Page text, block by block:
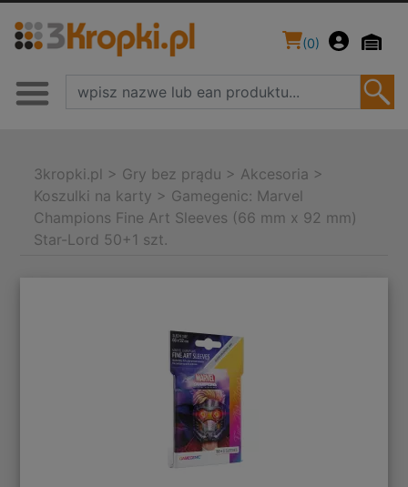
(0)
3kropki.pl > Gry bez prądu > Akcesoria >
Koszulki na karty > Gamegenic: Marvel
Champions Fine Art Sleeves (66 mm x 92 mm)
Star-Lord 50+1 szt.